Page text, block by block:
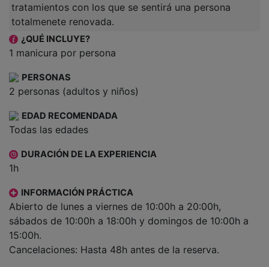
tratamientos con los que se sentirá una persona
totalmenete renovada.
¿QUÉ INCLUYE?
1 manicura por persona
PERSONAS
2 personas (adultos y niños)
EDAD RECOMENDADA
Todas las edades
DURACIÓN DE LA EXPERIENCIA
1h
INFORMACIÓN PRÁCTICA
Abierto de lunes a viernes de 10:00h a 20:00h,
sábados de 10:00h a 18:00h y domingos de 10:00h a
15:00h.
Cancelaciones: Hasta 48h antes de la reserva.